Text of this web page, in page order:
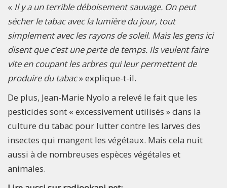
« Il y a un terrible déboisement sauvage. On peut
sécher le tabac avec la lumière du jour, tout
simplement avec les rayons de soleil. Mais les gens ici
disent que c’est une perte de temps. Ils veulent faire
vite en coupant les arbres qui leur permettent de
produire du tabac» explique-t-il.
De plus, Jean-Marie Nyolo a relevé le fait que les
pesticides sont « excessivement utilisés » dans la
culture du tabac pour lutter contre les larves des
insectes qui mangent les végétaux. Mais cela nuit
aussi à de nombreuses espèces végétales et
animales.